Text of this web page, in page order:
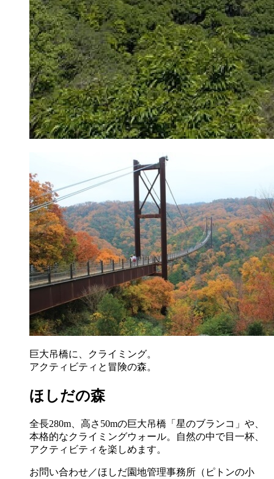
巨大吊橋に、クライミング。
アクティビティと冒険の森。
ほしだの森
全長280m、高さ50mの巨大吊橋「星のブランコ」や、
本格的なクライミングウォール。自然の中で目一杯、
アクティビティを楽しめます。
お問い合わせ／ほしだ園地管理事務所（ピトンの小